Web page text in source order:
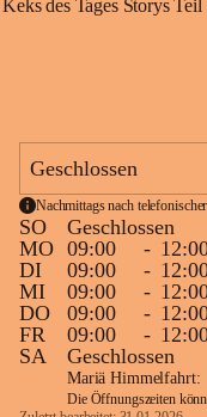
Keks des Tages Storys Teil
Geschlossen
Nachmittags nach
SO
Geschlossen
MO 09:00 -
DI
09:00 -
MI
09:00 -
DO
09:00 -
FR
09:00 -
SA
Geschlossen
Mariä Himmelfahrt:
Die Öffnungszeiten